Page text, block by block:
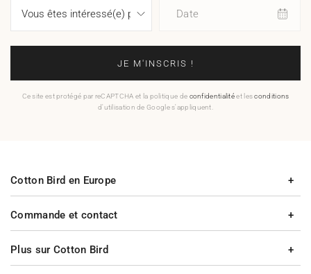
Date
JE M'INSCRIS !
Ce site est protégé par reCAPTCHA et la politique de confidentialitéet lesconditions
d'utilisation de Google s'appliquent.
Commande et contact
Plus sur Cotton Bird
Cotton Bird en Europe